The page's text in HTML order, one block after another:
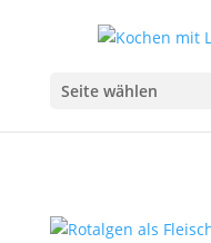
Seite wählen